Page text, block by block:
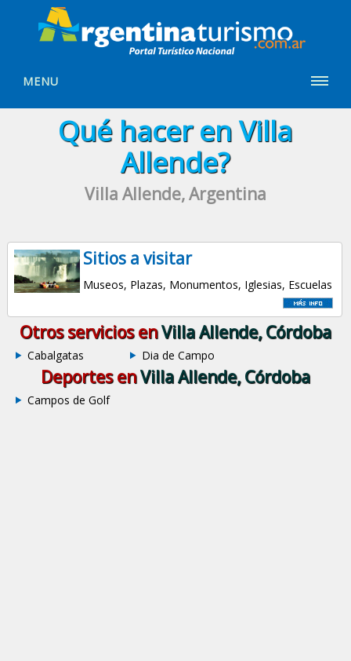
MENU
Qué hacer en Villa
Allende?
Villa Allende, Argentina
Sitios a visitar
Museos, Plazas, Monumentos, Iglesias, Escuelas
Otros servicios enVilla Allende, Córdoba
Cabalgatas Dia de Campo
Deportes enVilla Allende, Córdoba
Campos de Golf